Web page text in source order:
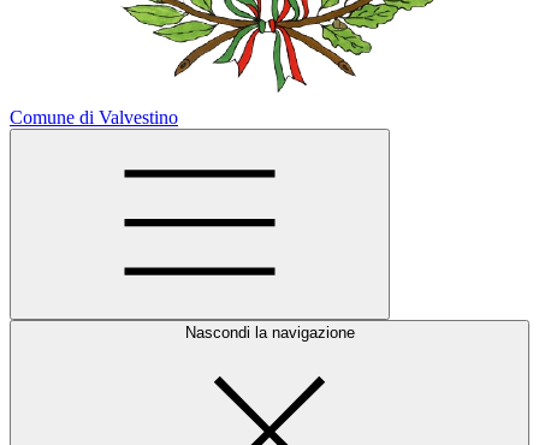
Comune di Valvestino
Nascondi la navigazione